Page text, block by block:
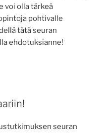
voi olla tärkeä
pohtivalle
tätä seuran
ehdotuksianne!
seuran